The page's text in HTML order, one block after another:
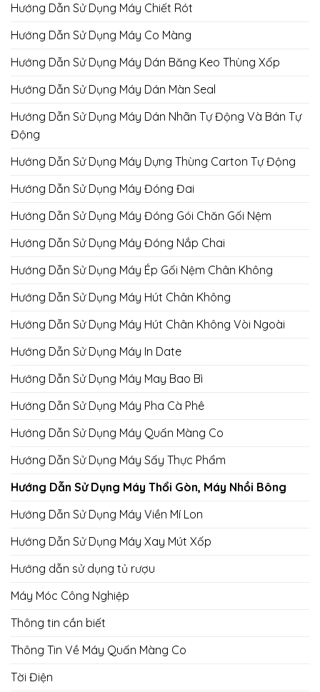
Hướng Dẫn Sử Dụng Máy Chiết Rót
Hướng Dẫn Sử Dụng Máy Co Màng
Hướng Dẫn Sử Dụng Máy Dán Băng Keo Thùng Xốp
Hướng Dẫn Sử Dụng Máy Dán Màn Seal
Hướng Dẫn Sử Dụng Máy Dán Nhãn Tự Động Và Bán Tự
Động
Hướng Dẫn Sử Dụng Máy Dựng Thùng Carton Tự Động
Hướng Dẫn Sử Dụng Máy Đóng Đai
Hướng Dẫn Sử Dụng Máy Đóng Gói Chăn Gối Nệm
Hướng Dẫn Sử Dụng Máy Đóng Nắp Chai
Hướng Dẫn Sử Dụng Máy Ép Gối Nệm Chân Không
Hướng Dẫn Sử Dụng Máy Hút Chân Không
Hướng Dẫn Sử Dụng Máy Hút Chân Không Vòi Ngoài
Hướng Dẫn Sử Dụng Máy In Date
Hướng Dẫn Sử Dụng Máy May Bao Bì
Hướng Dẫn Sử Dụng Máy Pha Cà Phê
Hướng Dẫn Sử Dụng Máy Quấn Màng Co
Hướng Dẫn Sử Dụng Máy Sấy Thực Phẩm
Hướng Dẫn Sử Dụng Máy Thổi Gòn, Máy Nhồi Bông
Hướng Dẫn Sử Dụng Máy Viền Mí Lon
Hướng Dẫn Sử Dụng Máy Xay Mút Xốp
Hướng dẫn sử dụng tủ rượu
Máy Móc Công Nghiệp
Thông tin cần biết
Thông Tin Về Máy Quấn Màng Co
Tời Điện